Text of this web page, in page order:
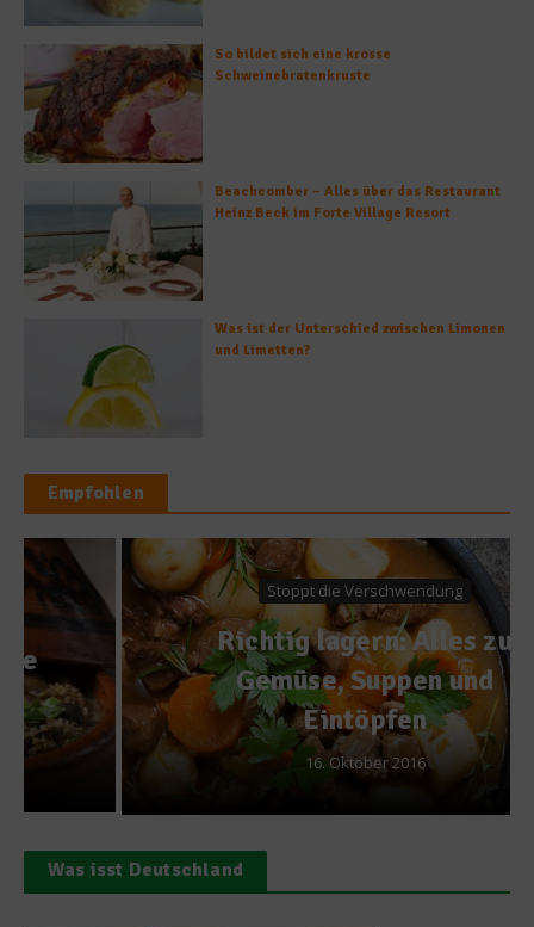
So bildet sich eine krosse
Schweinebratenkruste
Beachcomber – Alles über das Restaurant
Heinz Beck im Forte Village Resort
Was ist der Unterschied zwischen Limonen
und Limetten?
Empfohlen
Stoppt die Verschwendung
Richtig lagern: Alles zu
Gemüse, Suppen und
Eintöpfen
16. Oktober 2016
Was isst Deutschland